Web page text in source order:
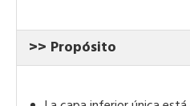
>> Propósito